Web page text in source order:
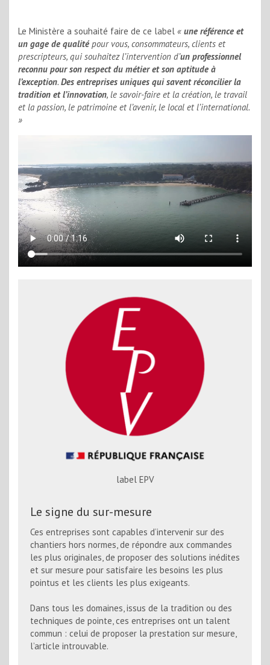
Le Ministère a souhaité faire de ce label « une référence et
un gage de qualitépour vous, consommateurs, clients et
prescripteurs, qui souhaitez l’intervention d’un professionnel
reconnu pour son respect du métier et son aptitude à
l’exception. Des entreprises uniques qui savent réconcilier la
tradition et l’innovation, le savoir-faire et la création, le travail
et la passion, le patrimoine et l’avenir, le local et l’international.
»
label EPV
Le signe du sur-mesure
Ces entreprises sont capables d’intervenir sur des
chantiers hors normes, de répondre aux commandes
les plus originales, de proposer des solutions inédites
et sur mesure pour satisfaire les besoins les plus
pointus et les clients les plus exigeants.
Dans tous les domaines, issus de la tradition ou des
techniques de pointe, ces entreprises ont un talent
commun : celui de proposer la prestation sur mesure,
l’article introuvable.